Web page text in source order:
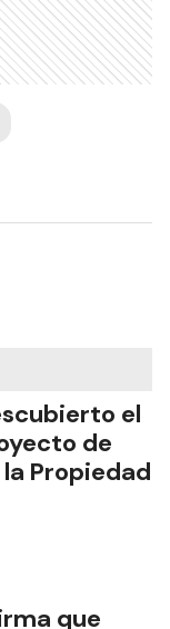
el
de
Propiedad
que